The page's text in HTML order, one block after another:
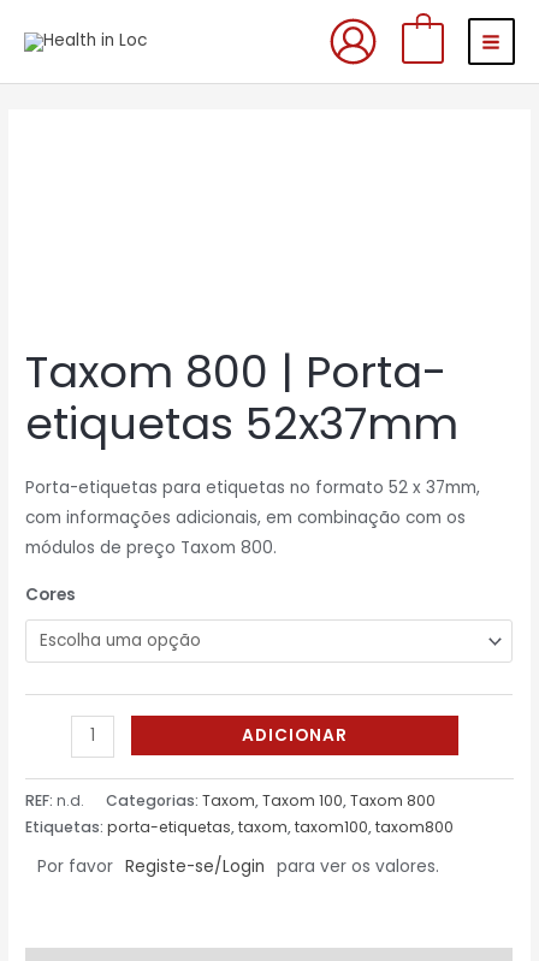
Taxom 800 | Porta-
etiquetas 52x37mm
Porta-etiquetas para etiquetas no formato 52 x 37mm,
com informações adicionais, em combinação com os
módulos de preço Taxom 800.
Cores
52x37mm
ADICIONAR
REF:n.d. Categorias:Taxom,Taxom 100,Taxom 800
Etiquetas:porta-etiquetas,taxom,taxom100,taxom800
Por favor Registe-se/Login para ver os valores.